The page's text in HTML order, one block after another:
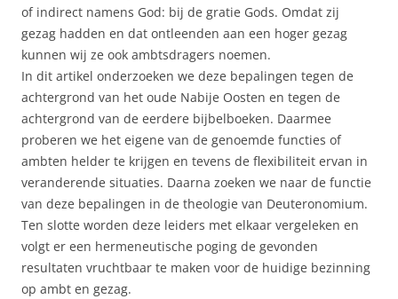
of indirect namens God: bij de gratie Gods. Omdat zij
gezag hadden en dat ontleenden aan een hoger gezag
kunnen wij ze ook ambtsdragers noemen.
In dit artikel onderzoeken we deze bepalingen tegen de
achtergrond van het oude Nabije Oosten en tegen de
achtergrond van de eerdere bijbelboeken. Daarmee
proberen we het eigene van de genoemde functies of
ambten helder te krijgen en tevens de flexibiliteit ervan in
veranderende situaties. Daarna zoeken we naar de functie
van deze bepalingen in de theologie van Deuteronomium.
Ten slotte worden deze leiders met elkaar vergeleken en
volgt er een hermeneutische poging de gevonden
resultaten vruchtbaar te maken voor de huidige bezinning
op ambt en gezag.